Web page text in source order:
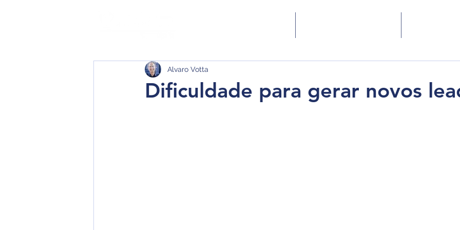
Dificuldade para gerar novos
Alvaro Votta